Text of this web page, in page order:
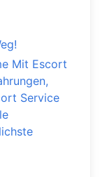
Mit Escort
Service